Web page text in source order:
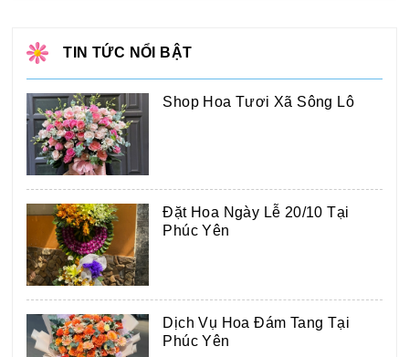
TIN TỨC NỔI BẬT
Shop Hoa Tươi Xã Sông Lô
Đặt Hoa Ngày Lễ 20/10 Tại
Phúc Yên
Dịch Vụ Hoa Đám Tang Tại
Phúc Yên